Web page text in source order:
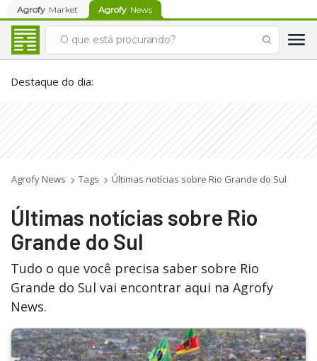
Agrofy Market Agrofy News
Destaque do dia:
Agrofy News Tags Últimas notícias sobre Rio Grande do Sul
Últimas notícias sobre Rio
Grande do Sul
Tudo o que você precisa saber sobre Rio
Grande do Sul vai encontrar aqui na Agrofy
News.